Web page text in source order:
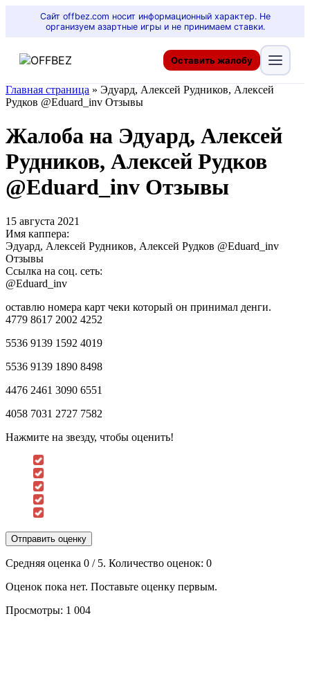
Сайт offbez.com носит информационный характер. Не
организуем азартные игры и не принимаем ставки.
Оставить жалобу
Главная страница » Эдуард, Алексей Рудников, Алексей
Рудков @Eduard_inv Отзывы
Жалоба на Эдуард, Алексей
Рудников, Алексей Рудков
@Eduard_inv Отзывы
15 августа 2021
Имя каппера:
Эдуард, Алексей Рудников, Алексей Рудков @Eduard_inv
Отзывы
Ссылка на соц. сеть:
@Eduard_inv
оставлю номера карт чеки который он принимал денги.
4779 8617 2002 4252
5536 9139 1592 4019
5536 9139 1890 8498
4476 2461 3090 6551
4058 7031 2727 7582
Нажмите на звезду, чтобы оценить!
Отправить оценку
Средняя оценка 0 / 5. Количество оценок: 0
Оценок пока нет. Поставьте оценку первым.
Просмотры: 1 004